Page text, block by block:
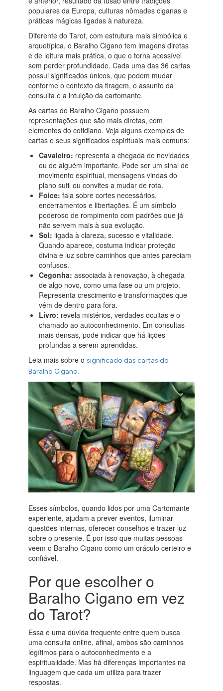
populares da Europa, culturas nômades ciganas e
práticas mágicas ligadas à natureza.
Diferente do Tarot, com estrutura mais simbólica e
arquetípica, o Baralho Cigano tem imagens diretas
e de leitura mais prática, o que o torna acessível
sem perder profundidade. Cada uma das 36 cartas
possui significados únicos, que podem mudar
conforme o contexto da tiragem, o assunto da
consulta e a intuição da cartomante.
As cartas do Baralho Cigano possuem
representações que são mais diretas, com
elementos do cotidiano. Veja alguns exemplos de
cartas e seus significados espirituais mais comuns:
Cavaleiro: representa a chegada de novidades
ou de alguém importante. Pode ser um sinal de
movimento espiritual, mensagens vindas do
plano sutil ou convites a mudar de rota.
Foice: fala sobre cortes necessários,
encerramentos e libertações. É um símbolo
poderoso de rompimento com padrões que já
não servem mais à sua evolução.
Sol: ligada à clareza, sucesso e vitalidade.
Quando aparece, costuma indicar proteção
divina e luz sobre caminhos que antes pareciam
confusos.
Cegonha: associada à renovação, à chegada
de algo novo, como uma fase ou um projeto.
Representa crescimento e transformações que
vêm de dentro para fora.
Livro: revela mistérios, verdades ocultas e o
chamado ao autoconhecimento. Em consultas
mais densas, pode indicar que há lições
profundas a serem aprendidas.
Leia mais sobre osignificado das cartas do
Baralho Cigano.
Esses símbolos, quando lidos por uma Cartomante
experiente, ajudam a prever eventos, iluminar
questões internas, oferecer conselhos e trazer luz
sobre o presente. É por isso que muitas pessoas
veem o Baralho Cigano como um oráculo certeiro e
confiável.
Por que escolher o
Baralho Cigano em vez
do Tarot?
Essa é uma dúvida frequente entre quem busca
uma consulta online, afinal, ambos são caminhos
legítimos para o autoconhecimento e a
espiritualidade. Mas há diferenças importantes na
linguagem que cada um utiliza para trazer
respostas.